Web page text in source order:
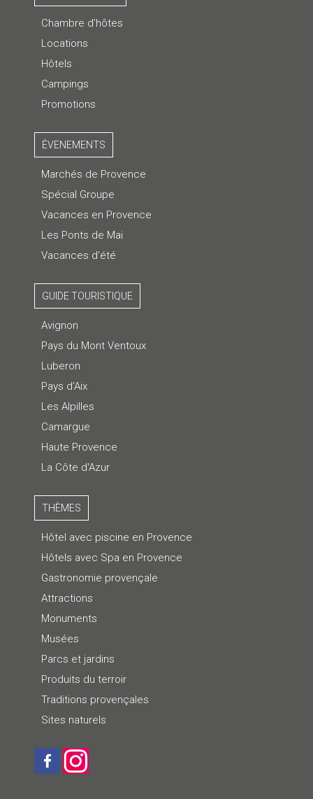
Chambre d’hôtes
Locations
Hôtels
Campings
Promotions
ÉVENEMENTS
Marchés de Provence
Spécial Groupe
Vacances en Provence
Les Ponts de Mai
Vacances d'été
GUIDE TOURISTIQUE
Avignon
Pays du Mont Ventoux
Luberon
Pays d'Aix
Les Alpilles
Camargue
Haute Provence
La Côte d'Azur
THÈMES
Hôtel avec piscine en Provence
Hôtels avec Spa en Provence
Gastronomie provençale
Attractions
Monuments
Musées
Parcs et jardins
Produits du terroir
Traditions provençales
Sites naturels